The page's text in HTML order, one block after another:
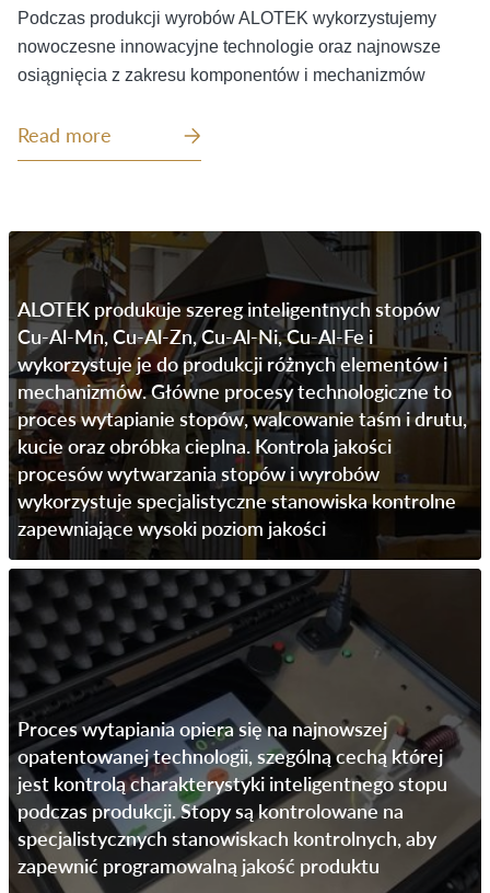
Podczas produkcji wyrobów ALOTEK wykorzystujemy
nowoczesne innowacyjne technologie oraz najnowsze
osiągnięcia z zakresu komponentów i mechanizmów
Read more
ALOTEK produkuje szereg inteligentnych stopów
Cu-Al-Mn, Cu-Al-Zn, Cu-Al-Ni, Cu-Al-Fe i
wykorzystuje je do produkcji różnych elementów i
mechanizmów. Główne procesy technologiczne to
proces wytapianie stopów, walcowanie taśm i drutu,
kucie oraz obróbka cieplna. Kontrola jakości
procesów wytwarzania stopów i wyrobów
wykorzystuje specjalistyczne stanowiska kontrolne
zapewniające wysoki poziom jakości
Proces wytapiania opiera się na najnowszej
opatentowanej technologii, szególną cechą której
jest kontrolą charakterystyki inteligentnego stopu
podczas produkcji. Stopy są kontrolowane na
specjalistycznych stanowiskach kontrolnych, aby
zapewnić programowalną jakość produktu